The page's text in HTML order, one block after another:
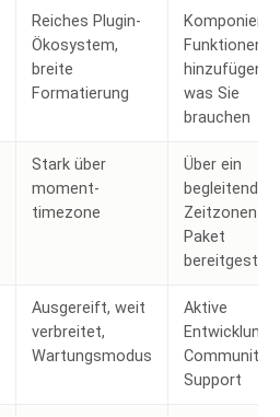
Reiches Plugin-
Ökosystem,
breite
Formatierung
Funktionen,
hinzufügen,
was Sie
brauchen
Stark über
moment-
timezone
Über ein
begleitendes
Zeitzonen-
Paket
bereitgestellt
Ausgereift, weit
verbreitet,
Wartungsmodus
Aktive
Entwicklung,
Community-
Support